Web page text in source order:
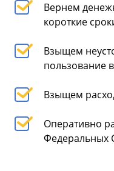
Вернем
короткие
Взыщем
пользование
Взыщем
Оперативно
Федеральных